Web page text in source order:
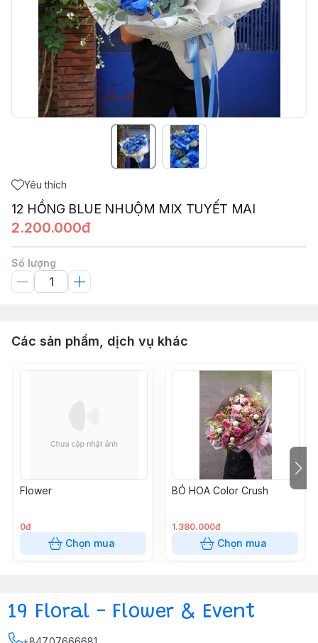
Yêu thích
12 HỒNG BLUE NHUỘM MIX TUYẾT MAI
2.200.000đ
Số lượng
Các sản phẩm, dịch vụ khác
Flower
0đ
Chọn mua
BÓ HOA Color Crush
1.380.000đ
Chọn mua
19 Floral - Flower & Event